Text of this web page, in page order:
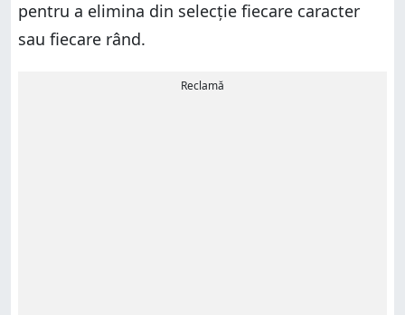
pentru a elimina din selecție fiecare caracter
sau fiecare rând.
Reclamă